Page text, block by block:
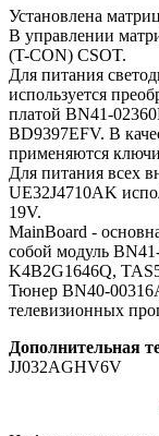
Установлена
В управлении
(T-CON) CSOT.
Для питания
используется
платой BN41-
BD9397EFV. В
применяются
Для питания всех
UE32J4710AK
19V.
MainBoard -
собой модуль
K4B2G1646Q,
Тюнер BN40-
телевизионных
Дополнительная
JJ032AGHV6V